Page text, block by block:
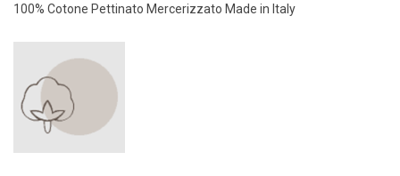
100% Cotone Pettinato Mercerizzato Made in Italy